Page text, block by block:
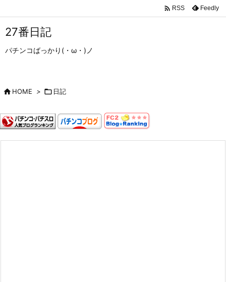
 RSS Feedly
27番日記
パチンコばっかり(・ω・)ノ
HOME >  日記